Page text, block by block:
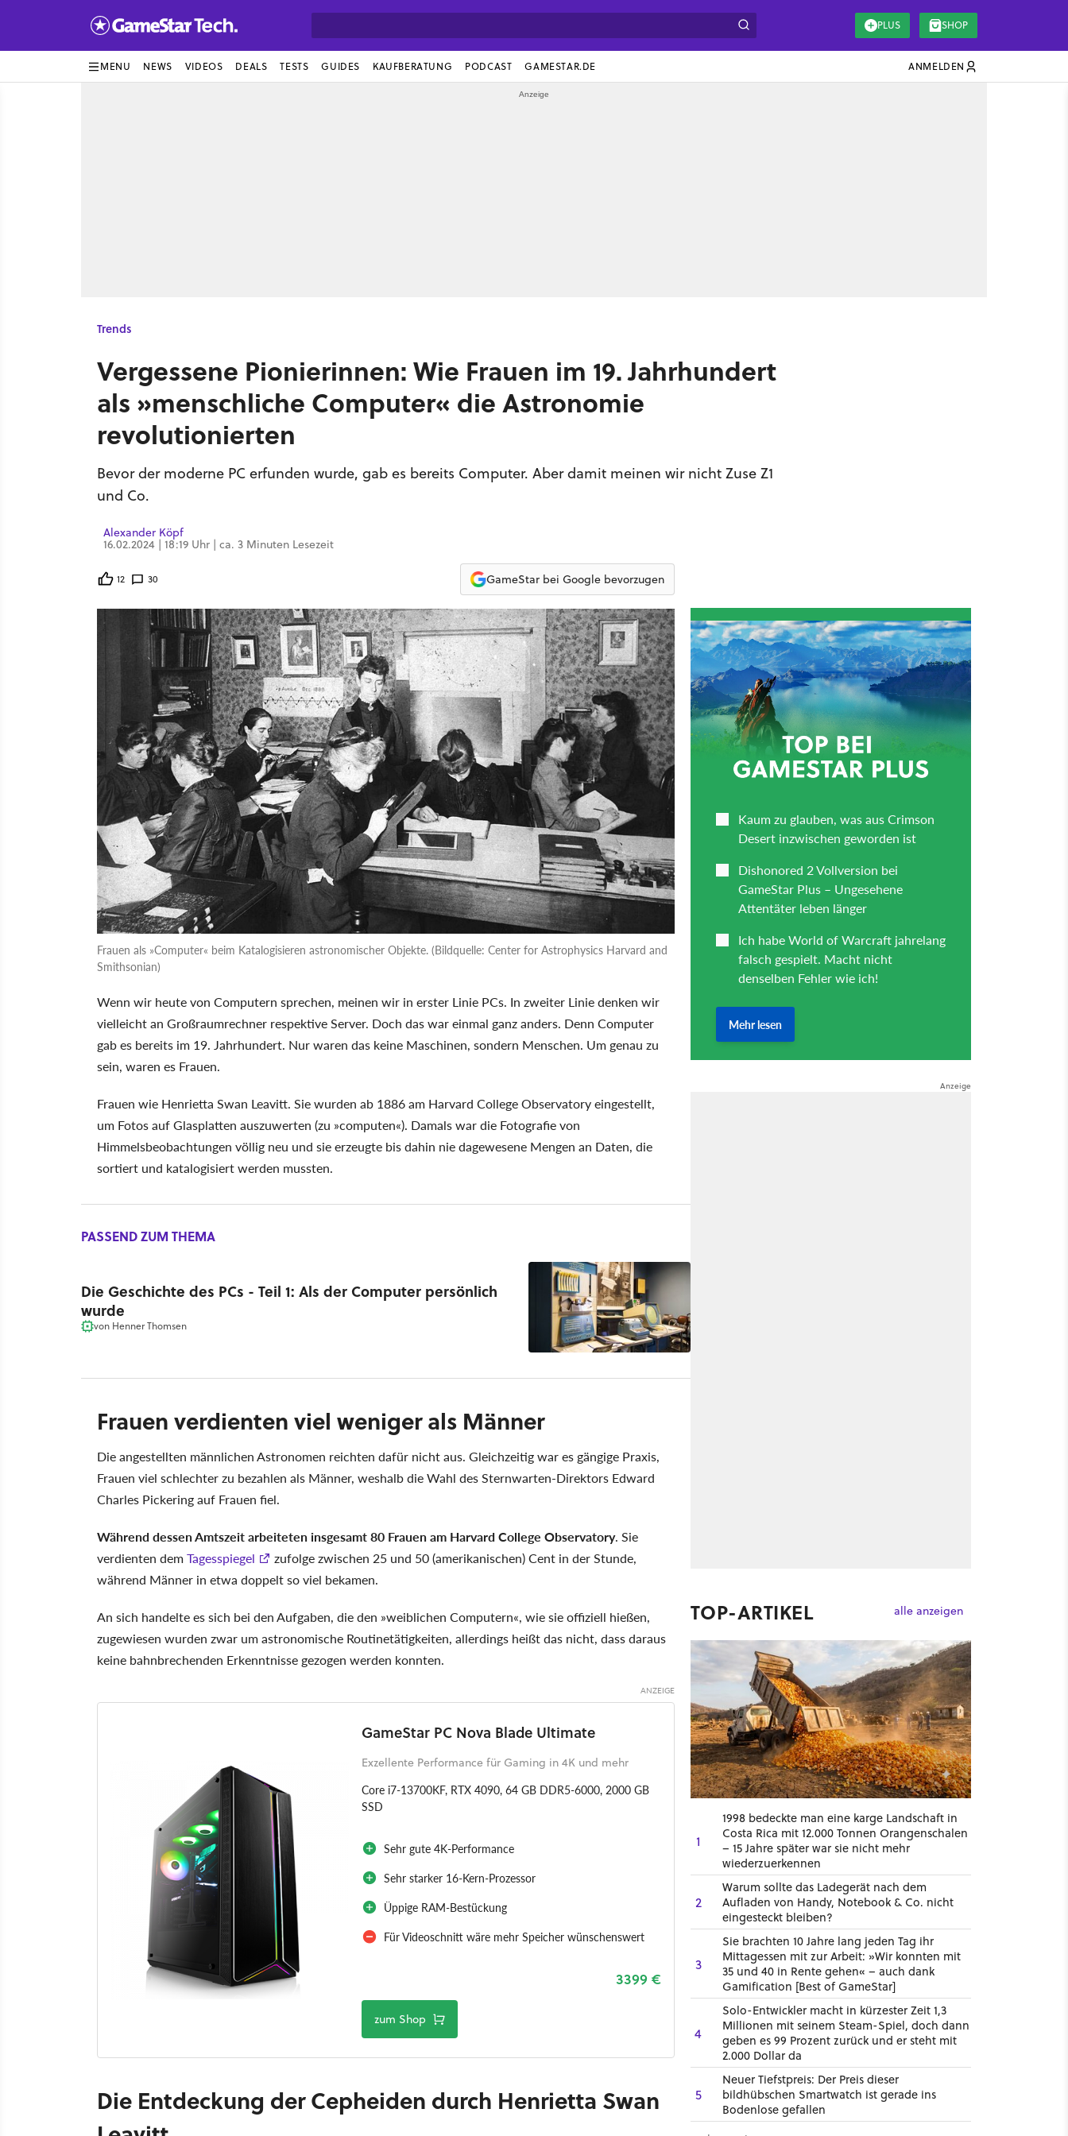
PLUS SHOP
MENU NEWS VIDEOS DEALS TESTS GUIDES KAUFBERATUNG PODCAST GAMESTAR.DE ANMELDEN
Trends
Vergessene Pionierinnen: Wie Frauen im 19. Jahrhundert
als »menschliche Computer« die Astronomie
revolutionierten
Bevor der moderne PC erfunden wurde, gab es bereits Computer. Aber damit meinen wir nicht Zuse Z1
und Co.
Alexander Köpf
16.02.2024 | 18:19 Uhr | ca. 3 Minuten Lesezeit
12 30 GameStar bei Google bevorzugen
Frauen als »Computer« beim Katalogisieren astronomischer Objekte. (Bildquelle: Center for Astrophysics Harvard and
Smithsonian)
Wenn wir heute von Computern sprechen, meinen wir in erster Linie PCs. In zweiter Linie denken wir
vielleicht an Großraumrechner respektive Server. Doch das war einmal ganz anders. Denn Computer
gab es bereits im 19. Jahrhundert. Nur waren das keine Maschinen, sondern Menschen. Um genau zu
sein, waren es Frauen.
Frauen wie Henrietta Swan Leavitt. Sie wurden ab 1886 am Harvard College Observatory eingestellt,
um Fotos auf Glasplatten auszuwerten (zu »computen«). Damals war die Fotografie von
Himmelsbeobachtungen völlig neu und sie erzeugte bis dahin nie dagewesene Mengen an Daten, die
sortiert und katalogisiert werden mussten.
PASSEND ZUM THEMA
Die Geschichte des PCs - Teil 1: Als der Computer persönlich
wurde
von Henner Thomsen
Frauen verdienten viel weniger als Männer
Die angestellten männlichen Astronomen reichten dafür nicht aus. Gleichzeitig war es gängige Praxis,
Frauen viel schlechter zu bezahlen als Männer, weshalb die Wahl des Sternwarten-Direktors Edward
Charles Pickering auf Frauen fiel.
Während dessen Amtszeit arbeiteten insgesamt 80 Frauen am Harvard College Observatory. Sie
verdienten demTagesspiegel
zufolge zwischen 25 und 50 (amerikanischen) Cent in der Stunde,
während Männer in etwa doppelt so viel bekamen.
An sich handelte es sich bei den Aufgaben, die den »weiblichen Computern«, wie sie offiziell hießen,
zugewiesen wurden zwar um astronomische Routinetätigkeiten, allerdings heißt das nicht, dass daraus
keine bahnbrechenden Erkenntnisse gezogen werden konnten.
GameStar PC Nova Blade Ultimate
Exzellente Performance für Gaming in 4K und mehr
Core i7-13700KF, RTX 4090, 64 GB DDR5-6000, 2000 GB
SSD
Sehr gute 4K-Performance
Sehr starker 16-Kern-Prozessor
Üppige RAM-Bestückung
Für Videoschnitt wäre mehr Speicher wünschenswert
3399 €
zum Shop
Die Entdeckung der Cepheiden durch Henrietta Swan
TOP-ARTIKEL alle anzeigen
1
1998 bedeckte man eine karge Landschaft in
Costa Rica mit 12.000 Tonnen Orangenschalen
– 15 Jahre später war sie nicht mehr
wiederzuerkennen
2
Warum sollte das Ladegerät nach dem
Aufladen von Handy, Notebook & Co. nicht
eingesteckt bleiben?
3
Sie brachten 10 Jahre lang jeden Tag ihr
Mittagessen mit zur Arbeit: »Wir konnten mit
35 und 40 in Rente gehen« – auch dank
Gamification [Best of GameStar]
4
Solo-Entwickler macht in kürzester Zeit 1,3
Millionen mit seinem Steam-Spiel, doch dann
geben es 99 Prozent zurück und er steht mit
2.000 Dollar da
5
Neuer Tiefstpreis: Der Preis dieser
bildhübschen Smartwatch ist gerade ins
Bodenlose gefallen